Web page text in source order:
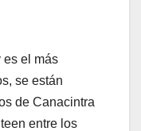
es el más
se están
de Canacintra
entre los